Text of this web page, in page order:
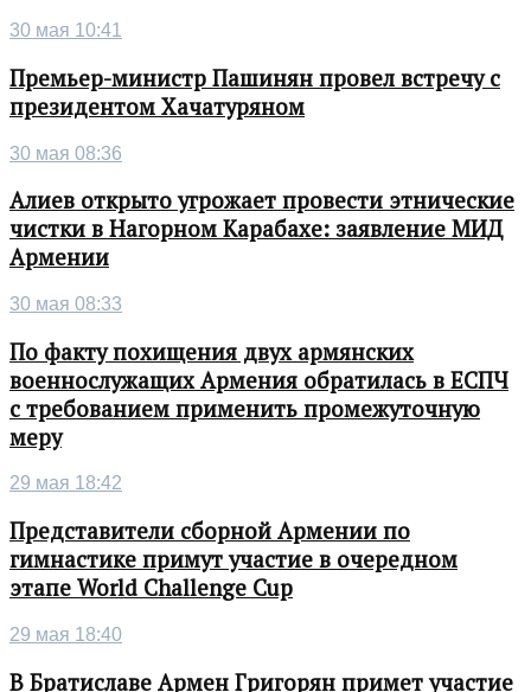
30 мая 10:41
Премьер-министр Пашинян провел встречу с
президентом Хачатуряном
30 мая 08:36
Алиев открыто угрожает провести этнические
чистки в Нагорном Карабахе: заявление МИД
Армении
30 мая 08:33
По факту похищения двух армянских
военнослужащих Армения обратилась в ЕСПЧ
с требованием применить промежуточную
меру
29 мая 18:42
Представители сборной Армении по
гимнастике примут участие в очередном
этапе World Challenge Cup
29 мая 18:40
В Братиславе Армен Григорян примет участие